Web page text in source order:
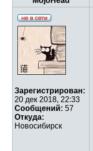
Зарегистрирован:
20 дек 2018, 22:33
Сообщений: 57
Откуда:
Новосибирск